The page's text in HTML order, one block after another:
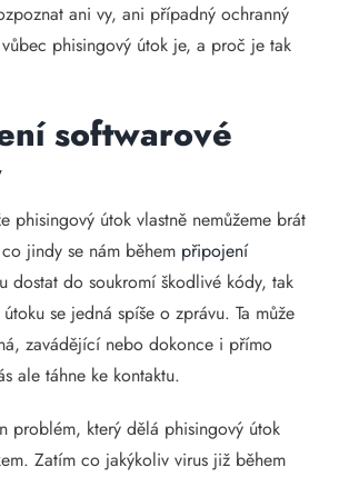
ani vy, ani případný ochranný
phisingový útok je, a proč je tak
softwarové
phisingový útok vlastně nemůžeme brát
jindy se nám během připojení
dostat do soukromí škodlivé kódy, tak
se jedná spíše o zprávu. Ta může
zavádějící nebo dokonce i přímo
ale táhne ke kontaktu.
problém, který dělá phisingový útok
Zatím co jakýkoliv virus již během